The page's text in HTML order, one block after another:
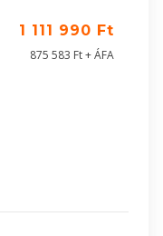
1 111 990 Ft
875 583 Ft + ÁFA